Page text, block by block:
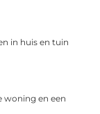
in huis en tuin
woning en een